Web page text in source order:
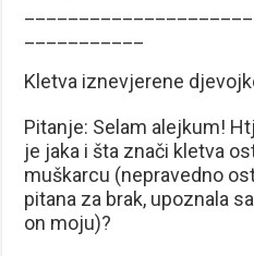
Kletva iznevjerene
Pitanje: Selam alejkum!
je jaka i šta znači kletva
muškarcu (nepravedno
pitana za brak, upoznala
on moju)?